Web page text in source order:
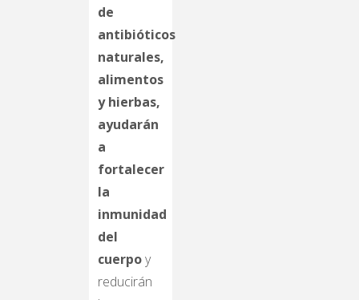
de
antibióticos
naturales,
alimentos
y hierbas,
ayudarán
a
fortalecer
la
inmunidad
del
cuerpoy
reducirán